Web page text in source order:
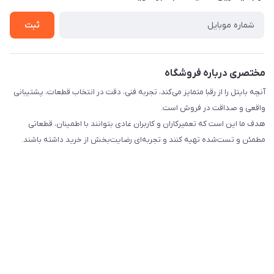
ثبت
مختصری درباره فروشگاه
آنچه بایتل را از رقبا متمایز می‌کند، تجربه فنی، دقت در انتخاب قطعات، پشتیبانی
واقعی و صداقت در فروش است.
هدف ما این است که تعمیرکاران و کاربران عادی بتوانند با اطمینان، قطعاتی
مطمئن و تست‌شده تهیه کنند و تجربه‌ای رضایت‌بخش از خرید داشته باشند.